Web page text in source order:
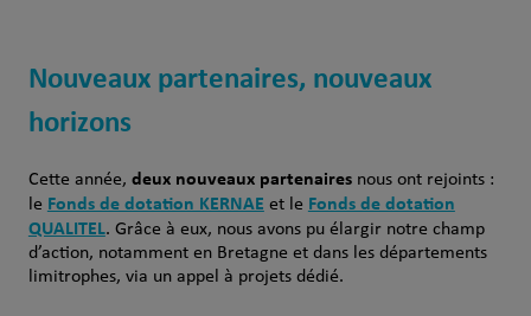
Nouveaux partenaires, nouveaux
horizons
Cette année, deux nouveaux partenairesnous ont rejoints :
le Fonds de dotation KERNAE et le Fonds de dotation
QUALITEL. Grâce à eux, nous avons pu élargir notre champ
d’action, notamment en Bretagne et dans les départements
limitrophes, via un appel à projets dédié.